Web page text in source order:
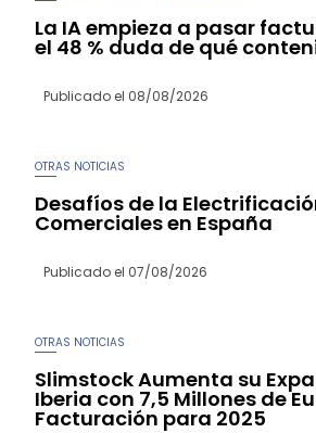
La IA empieza a pasar
el 48 % duda de qué
Publicado el 08/08/2026
OTRAS NOTICIAS
Desafíos de la
Comerciales en España
Publicado el 07/08/2026
OTRAS NOTICIAS
Slimstock Aumenta su
Iberia con 7,5 Millones de
Facturación para 2025